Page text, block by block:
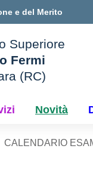
e del Merito
Superiore
Fermi
(RC)
Novità
CALENDARIO